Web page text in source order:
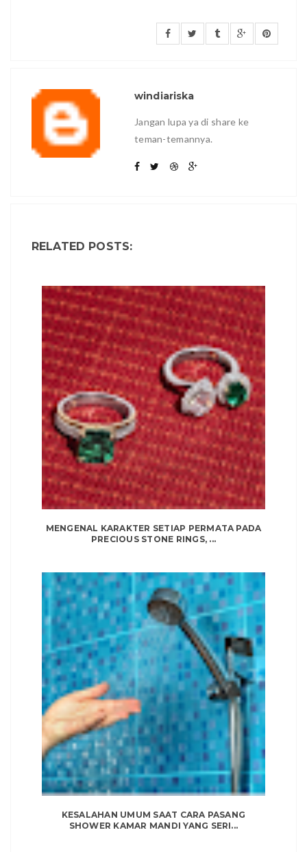
windiariska
Jangan lupa ya di share ke
teman-temannya.
RELATED POSTS:
MENGENAL KARAKTER SETIAP PERMATA PADA
PRECIOUS STONE RINGS, ...
KESALAHAN UMUM SAAT CARA PASANG
SHOWER KAMAR MANDI YANG SERI...